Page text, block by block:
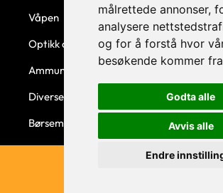
målrettede annonser,
analysere
og for å forstå hvor
besøkende kommer
Godta alle
Avvis alle
Endre
Våpen
Optikk og montasjer
Ammunisjon
Diverse
Børsemaker